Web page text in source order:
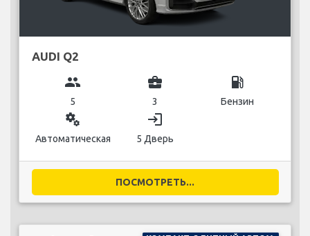
AUDI Q2
group
5
business_center
3
local_gas_station
Бензин
miscellaneous_services
Автоматическая
login
5 Дверь
ПОСМОТРЕТЬ...